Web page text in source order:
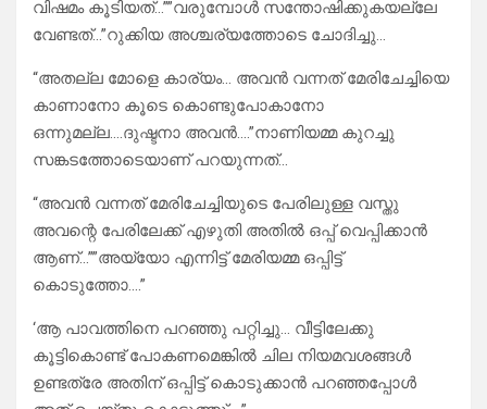
വിഷമം കൂടിയത്…””വരുമ്പോൾ സന്തോഷിക്കുകയല്ലേ
വേണ്ടത്…”റുക്കിയ അശ്ചര്യത്തോടെ ചോദിച്ചു…
“അതല്ല മോളെ കാര്യം… അവൻ വന്നത് മേരിചേച്ചിയെ
കാണാനോ കൂടെ കൊണ്ടുപോകാനോ
ഒന്നുമല്ല….ദുഷ്ടനാ അവൻ….”നാണിയമ്മ കുറച്ചു
സങ്കടത്തോടെയാണ് പറയുന്നത്…
“അവൻ വന്നത് മേരിചേച്ചിയുടെ പേരിലുള്ള വസ്തു
അവന്റെ പേരിലേക്ക് എഴുതി അതിൽ ഒപ്പ് വെപ്പിക്കാൻ
ആണ്…””അയ്യോ എന്നിട്ട് മേരിയമ്മ ഒപ്പിട്ട്
കൊടുത്തോ….”
‘ആ പാവത്തിനെ പറഞ്ഞു പറ്റിച്ചു… വീട്ടിലേക്കു
കൂട്ടികൊണ്ട് പോകണമെങ്കിൽ ചില നിയമവശങ്ങൾ
ഉണ്ടത്രേ അതിന് ഒപ്പിട്ട് കൊടുക്കാൻ പറഞ്ഞപ്പോൾ